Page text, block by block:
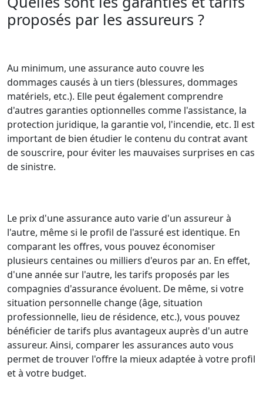
proposés par les assureurs ?
Au minimum, une assurance auto couvre les
dommages causés à un tiers (blessures, dommages
matériels, etc.). Elle peut également comprendre
d'autres garanties optionnelles comme l'assistance, la
protection juridique, la garantie vol, l'incendie, etc. Il est
important de bien étudier le contenu du contrat avant
de souscrire, pour éviter les mauvaises surprises en cas
de sinistre.
Le prix d'une assurance auto varie d'un assureur à
l'autre, même si le profil de l'assuré est identique. En
comparant les offres, vous pouvez économiser
plusieurs centaines ou milliers d'euros par an. En effet,
d'une année sur l'autre, les tarifs proposés par les
compagnies d'assurance évoluent. De même, si votre
situation personnelle change (âge, situation
professionnelle, lieu de résidence, etc.), vous pouvez
bénéficier de tarifs plus avantageux auprès d'un autre
assureur. Ainsi, comparer les assurances auto vous
permet de trouver l'offre la mieux adaptée à votre profil
et à votre budget.